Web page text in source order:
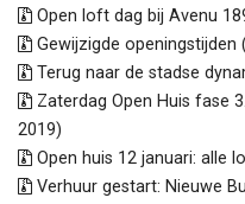
Open loft dag bij Avenu
Gewijzigde openingstijden
Terug naar de stadse
Zaterdag Open Huis fase
2019)
Open huis 12 januari: alle
Verhuur gestart: Nieuwe